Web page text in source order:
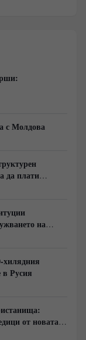
с Молдова
да плати
с
на
хилядния
в Русия
от новата